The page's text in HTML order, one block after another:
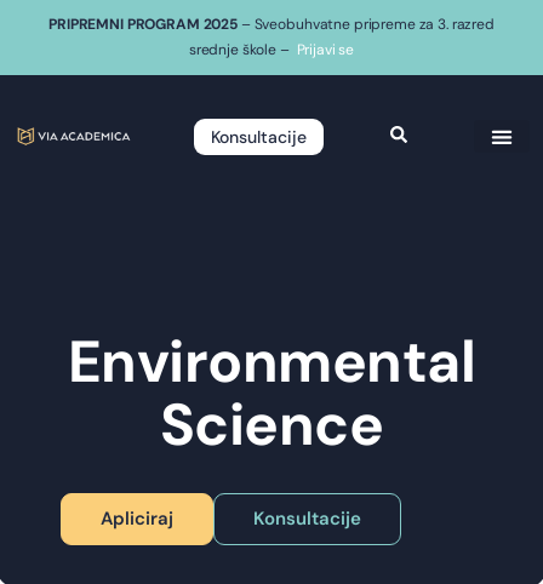
PRIPREMNI PROGRAM 2025 – Sveobuhvatne pripreme za 3. razred
srednje škole – Prijavi se
Konsultacije
Environmental
Science
Apliciraj Konsultacije